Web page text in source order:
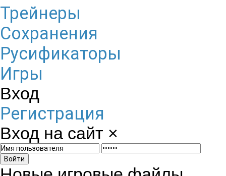
Трейнеры
Сохранения
Русификаторы
Игры
Вход
Регистрация
Вход на сайт ×
Войти